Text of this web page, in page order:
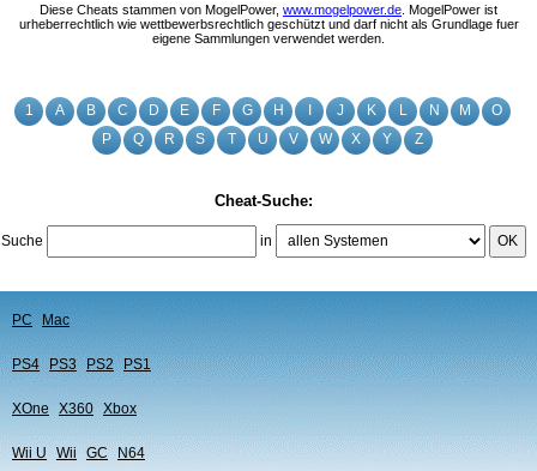
1 A B C D E F G H J K L N M
O
P
Q R S T U V W X Y Z
Cheat-Suche:
Suche in OK
PC Mac
PS4 PS3 PS2 PS1
XOne X360 Xbox
Wii U Wii GC N64
Diese Cheats stammen von MogelPower, www.mogelpower.de . MogelPower ist
urheberrechtlich wie wettbewerbsrechtlich geschützt und darf nicht als Grundlage fuer
eigene Sammlungen verwendet werden.